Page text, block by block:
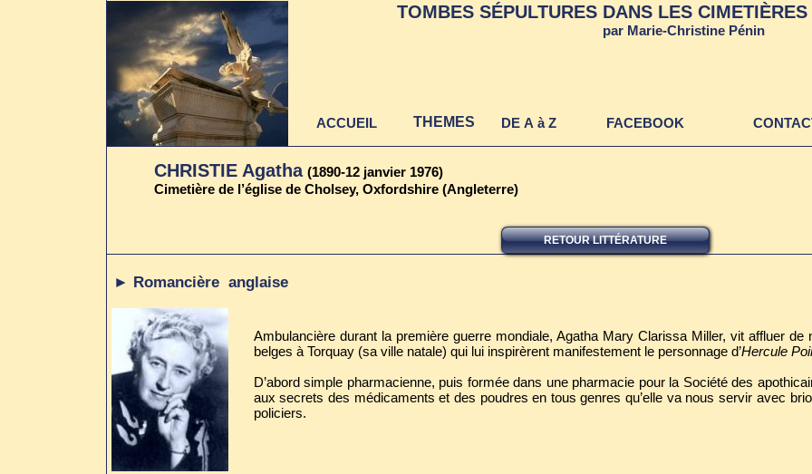
► Romancière anglaise
CHRISTIE Agatha (1890-12 janvier 1976)
Cimetière de l’église de Cholsey, Oxfordshire (Angleterre)
RETOUR LITTÉRATURE
Ambulancière durant la première guerre mondiale, Agatha Mary Clarissa Miller, vit affluer de
belges à Torquay (sa ville natale) qui lui inspirèrent manifestement le personnage d’Hercule
D’abord simple pharmacienne, puis formée dans une pharmacie pour la Société des
aux secrets des médicaments et des poudres en tous genres qu’elle va nous servir avec
policiers.
TOMBES SÉPULTURES DANS LES
par Marie-Christine Pénin
ACCUEIL THEMES DE A à Z FACEBOOK